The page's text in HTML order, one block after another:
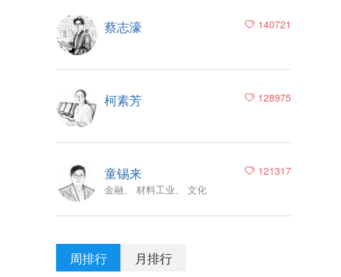
140721
蔡志濠
128975
柯素芳
121317
童锡来
金融、 材料工业、 文化
周排行 月排行